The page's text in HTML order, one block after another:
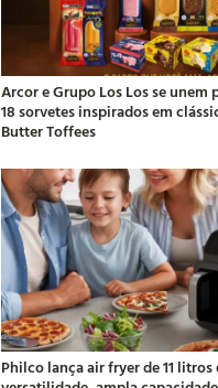
Arcor e Grupo Los Los se unem
18 sorvetes inspirados em
Butter Toffees
Philco lança air fryer de 11 litros